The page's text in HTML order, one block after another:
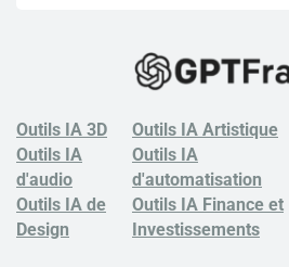
Outils IA 3D Outils IA Artistique
Outils IA
d'audio
Outils IA
d'automatisation
Outils IA de
Design
Outils IA Finance et
Investissements